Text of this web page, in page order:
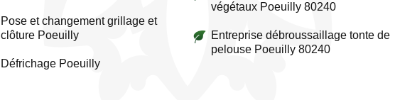
Pose et changement grillage et
clôture Poeuilly
Défrichage Poeuilly
végétaux Poeuilly 80240
Entreprise débroussaillage tonte de
pelouse Poeuilly 80240